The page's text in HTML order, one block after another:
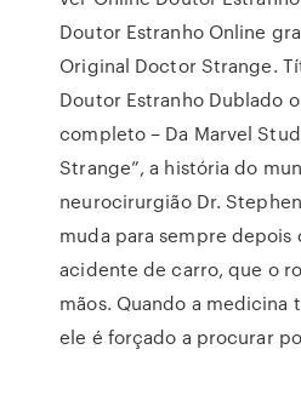
Doutor Estranho Online
Original Doctor Strange.
Doutor Estranho Dublado
completo – Da Marvel
Strange”, a história do
neurocirurgião Dr.
muda para sempre
acidente de carro, que o
mãos. Quando a medicina
ele é forçado a procurar